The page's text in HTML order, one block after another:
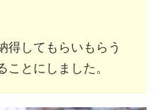
得してもらいもらう
とにしました。